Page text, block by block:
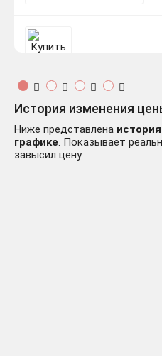
Hotline Miami 1 +
Number (Combo
История изменения
Ниже представлена
графике. Показывает
завысил цену.